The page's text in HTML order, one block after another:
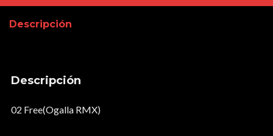
cantidad
Descripción
Descripción
02 Free(Ogalla RMX)